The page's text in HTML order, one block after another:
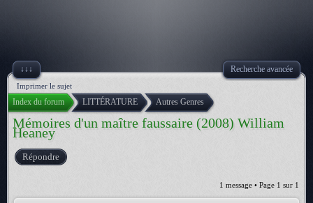
↓↓↓ Recherche avancée
Imprimer le sujet
Index du forum LITTÉRATURE Autres Genres
Mémoires d'un maître faussaire (2008) William
Heaney
Répondre
1 message • Page 1 sur 1